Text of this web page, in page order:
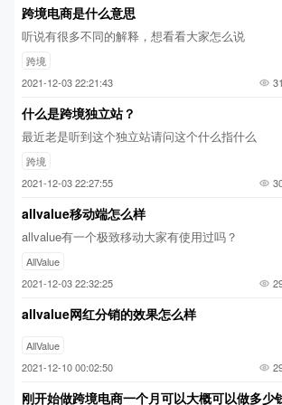
跨境电商是什么意思
听说有很多不同的解释，想看看大家怎么说
跨境
2021-12-03 22:21:43
什么是跨境独立站？
最近老是听到这个独立站请问这个什么指什么
跨境
2021-12-03 22:27:55
allvalue移动端怎么样
allvalue有一个极致移动大家有使用过吗？
AllValue
2021-12-03 22:32:25
allvalue网红分销的效果怎么样
AllValue
2021-12-10 00:02:50
刚开始做跨境电商一个月可以大概可以做多少